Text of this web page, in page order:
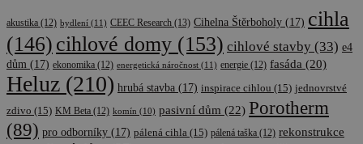
akustika (12) bydlení (11) CEEC Research (13) Cihelna Štěrboholy (17) cihla
(146) cihlové domy (153) cihlové stavby (33) e4
dům (17) ekonomika (12) energetická náročnost (11) energie (12) fasáda (20)
Heluz (210) hrubá stavba (17) inspirace cihlou (15) jednovrstvé
zdivo (15) KM Beta (12) komín (10) pasivní dům (22) Porotherm
(89) pro odborníky (17) pálená cihla (15) pálená taška (12) rekonstrukce